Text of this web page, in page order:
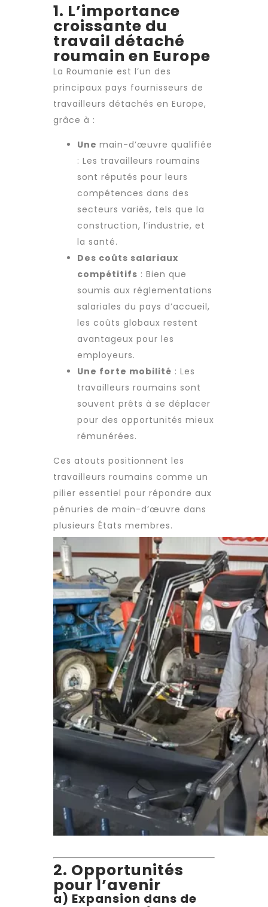
1. L’importance
croissante du
travail détaché
roumain en Europe
La Roumanie est l’un des
principaux pays fournisseurs de
travailleurs détachés en Europe,
grâce à :
Une main-d’œuvre qualifiée
: Les travailleurs roumains
sont réputés pour leurs
compétences dans des
secteurs variés, tels que la
construction, l’industrie, et
la santé.
Des coûts salariaux
compétitifs : Bien que
soumis aux réglementations
salariales du pays d’accueil,
les coûts globaux restent
avantageux pour les
employeurs.
Une forte mobilité : Les
travailleurs roumains sont
souvent prêts à se déplacer
pour des opportunités mieux
rémunérées.
Ces atouts positionnent les
travailleurs roumains comme un
pilier essentiel pour répondre aux
pénuries de main-d’œuvre dans
plusieurs États membres.
2. Opportunités
pour l’avenir
a) Expansion dans de